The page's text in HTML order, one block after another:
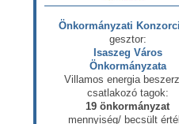
Önkormányzati
gesztor:
Isaszeg Város
Önkormányzata
Villamos energia
csatlakozó tagok:
19 önkormányzat
mennyiség/ becsült